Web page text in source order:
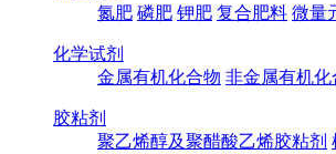
氮肥 磷肥 钾肥 复合肥料 微量
化学试剂
金属有机化合物 非金属有机化
胶粘剂
聚乙烯醇及聚醋酸乙烯胶粘剂